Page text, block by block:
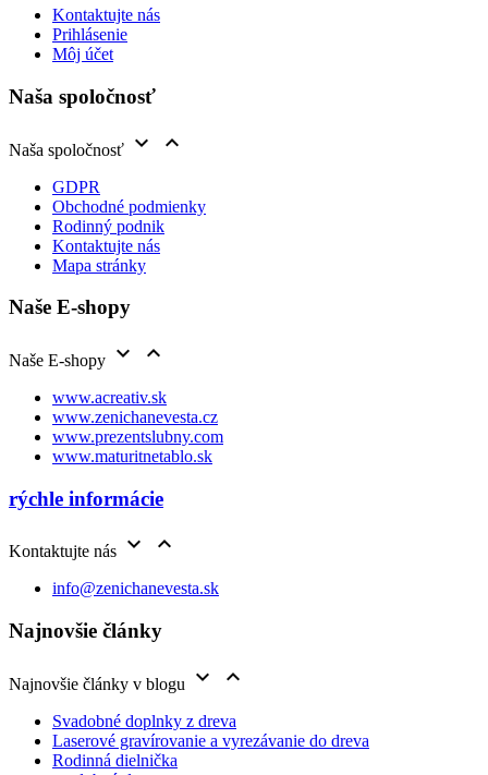
Kontaktujte nás
Prihlásenie
Môj účet
Naša spoločnosť
Naša spoločnosť  
GDPR
Obchodné podmienky
Rodinný podnik
Kontaktujte nás
Mapa stránky
Naše E-shopy
Naše E-shopy  
www.acreativ.sk
www.zenichanevesta.cz
www.prezentslubny.com
www.maturitnetablo.sk
rýchle informácie
Kontaktujte nás  
info@zenichanevesta.sk
Najnovšie články
Najnovšie články v blogu  
Svadobné doplnky z dreva
Laserové gravírovanie a vyrezávanie do dreva
Rodinná dielnička